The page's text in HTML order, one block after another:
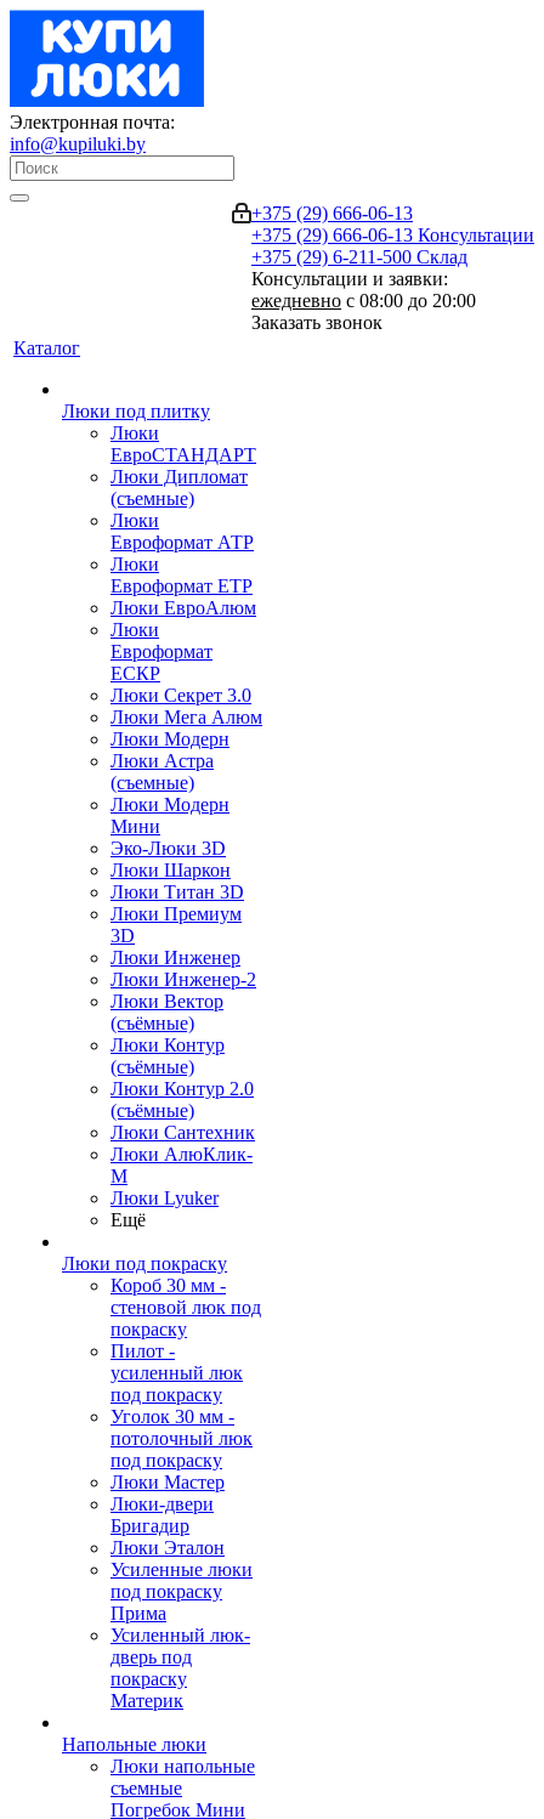
Электронная почта:
info@kupiluki.by
+375 (29) 666-06-13
+375 (29) 666-06-13 Консультации
+375 (29) 6-211-500 Склад
Консультации и заявки:
ежедневно с 08:00 до 20:00
Заказать звонок
Каталог
Люки под плитку
Люки
ЕвроСТАНДАРТ
Люки Дипломат
(съемные)
Люки
Евроформат АТР
Люки
Евроформат ЕТР
Люки ЕвроАлюм
Люки
Евроформат
ЕСКР
Люки Секрет 3.0
Люки Мега Алюм
Люки Модерн
Люки Астра
(съемные)
Люки Модерн
Мини
Эко-Люки 3D
Люки Шаркон
Люки Титан 3D
Люки Премиум
3D
Люки Инженер
Люки Инженер-2
Люки Вектор
(съёмные)
Люки Контур
(съёмные)
Люки Контур 2.0
(съёмные)
Люки Сантехник
Люки АлюКлик-
М
Люки Lyuker
Ещё
Люки под покраску
Короб 30 мм -
стеновой люк под
покраску
Пилот -
усиленный люк
под покраску
Уголок 30 мм -
потолочный люк
под покраску
Люки Мастер
Люки-двери
Бригадир
Люки Эталон
Усиленные люки
под покраску
Прима
Усиленный люк-
дверь под
покраску
Материк
Напольные люки
Люки напольные
съемные
Погребок Мини